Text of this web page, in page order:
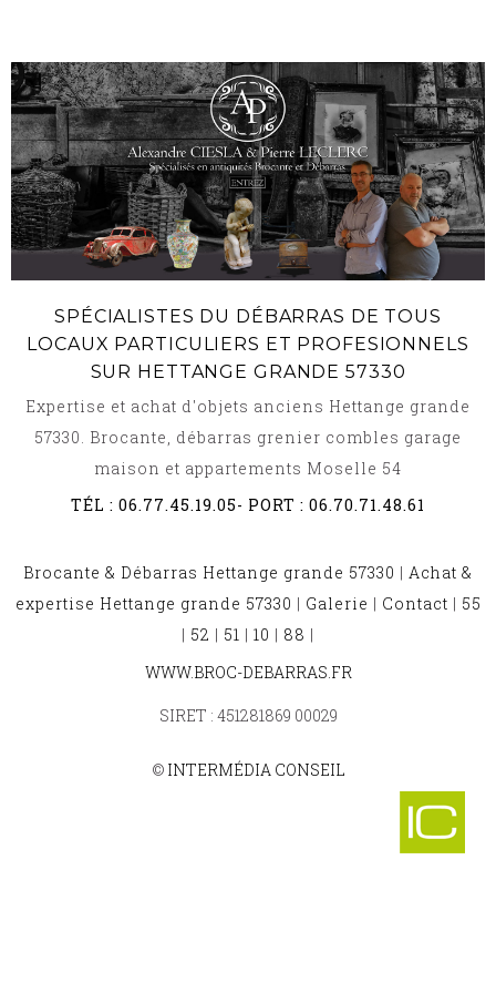
SPÉCIALISTES DU DÉBARRAS DE TOUS
LOCAUX PARTICULIERS ET PROFESIONNELS
SUR HETTANGE GRANDE 57330
Expertise et achat d'objets anciens Hettange grande
57330. Brocante, débarras grenier combles garage
maison et appartements Moselle 54
TÉL : 06.77.45.19.05- PORT : 06.70.71.48.61
Brocante & Débarras Hettange grande 57330 | Achat &
expertise Hettange grande 57330 | Galerie | Contact | 55
| 52 | 51 | 10 | 88 |
BROCANTE ET DÉBARRAS ROZERIEULLES 57160
BROCANTE ET DÉBARRAS CHATEAU VOUE 57170
BROCANTE ET DÉBARRAS BERLING 57370-
WWW.BROC-DEBARRAS.FR
SIRET : 451281869 00029
© INTERMÉDIA CONSEIL